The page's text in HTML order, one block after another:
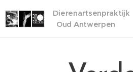
Oud Antwerpen